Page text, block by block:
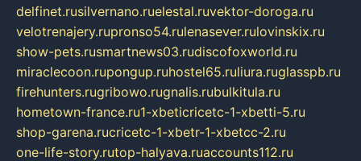
delfinet.rusilvernano.ruelestal.ruvektor-doroga.ru
velotrenajery.rupronso54.rulenasever.rulovinskix.ru
show-pets.rusmartnews03.rudiscofoxworld.ru
miraclecoon.rupongup.ruhostel65.ruliura.ruglasspb.ru
firehunters.rugribowo.rugnalis.rubulkitula.ru
hometown-france.ru1-xbeticricetc-1-xbetti-5.ru
shop-garena.rucricetc-1-xbetr-1-xbetcc-2.ru
one-life-story.rutop-halyava.ruaccounts112.ru